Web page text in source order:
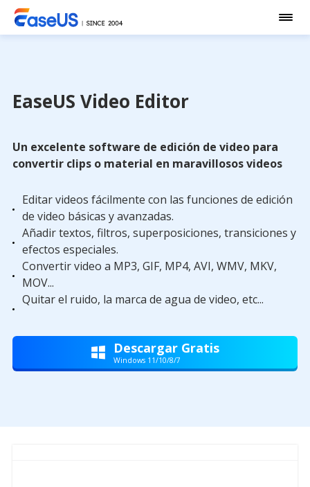
EaseUS Video Editor
Un excelente software de edición de video para
convertir clips o material en maravillosos videos
Editar videos fácilmente con las funciones de edición
de video básicas y avanzadas.
Añadir textos, filtros, superposiciones, transiciones y
efectos especiales.
Convertir video a MP3, GIF, MP4, AVI, WMV, MKV,
MOV...
Quitar el ruido, la marca de agua de video, etc...
 Descargar Gratis
Windows 11/10/8/7